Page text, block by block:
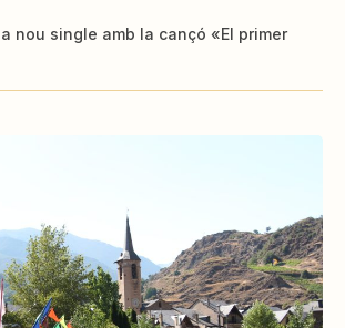
nou single amb la cançó «El primer